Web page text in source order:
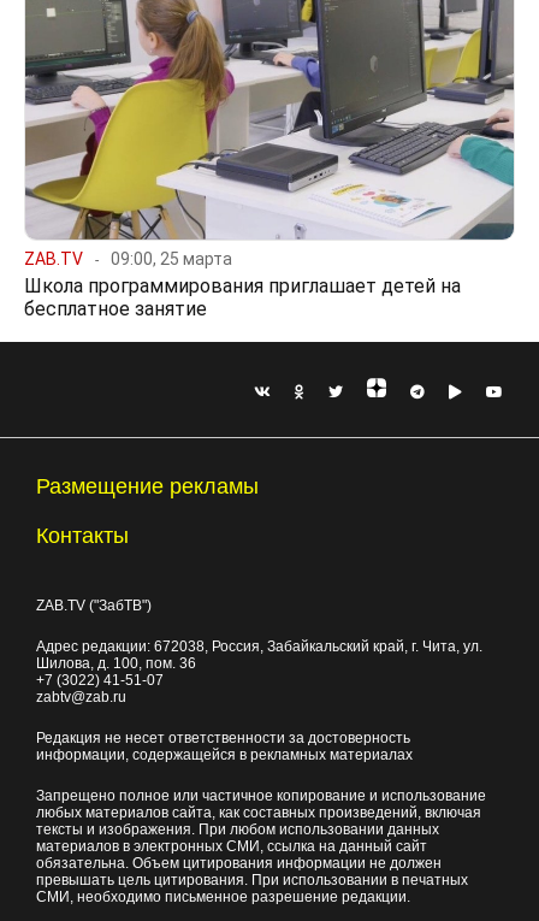
ZAB.TV 09:00, 25 марта
Школа программирования приглашает детей на
бесплатное занятие
Размещение рекламы
Контакты
ZAB.TV ("ЗабТВ")
Адрес редакции: 672038, Россия, Забайкальский край, г. Чита, ул.
Шилова, д. 100, пом. 36
+7 (3022) 41-51-07
zabtv@zab.ru
Редакция не несет ответственности за достоверность
информации, содержащейся в рекламных материалах
Запрещено полное или частичное копирование и использование
любых материалов сайта, как составных произведений, включая
тексты и изображения. При любом использовании данных
материалов в электронных СМИ, ссылка на данный сайт
обязательна. Объем цитирования информации не должен
превышать цель цитирования. При использовании в печатных
СМИ, необходимо письменное разрешение редакции.